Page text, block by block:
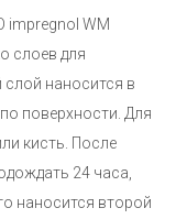
impregnol WM
слоев для
наносится в
поверхности. Для
кисть. После
24 часа,
наносится второй